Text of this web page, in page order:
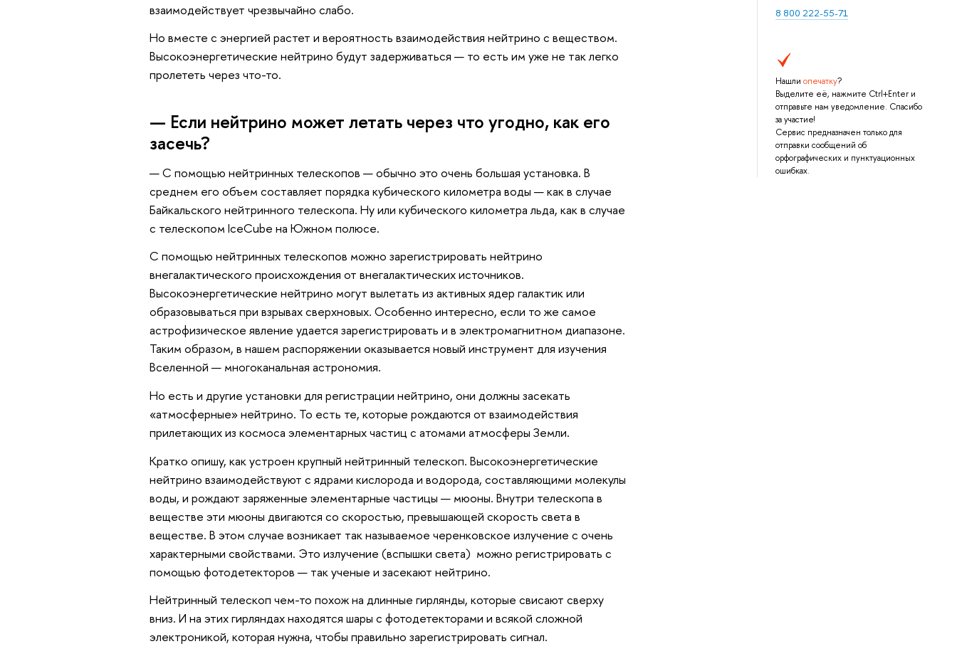
8 800 222-55-71
Нашли опечатку?
Выделите её, нажмите Ctrl+Enter и
отправьте нам уведомление. Спасибо
за участие!
Сервис предназначен только для
отправки сообщений об
орфографических и пунктуационных
ошибках.
взаимодействует чрезвычайно слабо.
Но вместе с энергией растет и вероятность взаимодействия нейтрино с веществом.
Высокоэнергетические нейтрино будут задерживаться — то есть им уже не так легко
пролететь через что-то.
— Если нейтрино может летать через что угодно, как его
засечь?
— С помощью нейтринных телескопов — обычно это очень большая установка. В
среднем его объем составляет порядка кубического километра воды — как в случае
Байкальского нейтринного телескопа. Ну или кубического километра льда, как в случае
с телескопом IceCube на Южном полюсе.
С помощью нейтринных телескопов можно зарегистрировать нейтрино
внегалактического происхождения от внегалактических источников.
Высокоэнергетические нейтрино могут вылетать из активных ядер галактик или
образовываться при взрывах сверхновых. Особенно интересно, если то же самое
астрофизическое явление удается зарегистрировать и в электромагнитном диапазоне.
Таким образом, в нашем распоряжении оказывается новый инструмент для изучения
Вселенной — многоканальная астрономия.
Но есть и другие установки для регистрации нейтрино, они должны засекать
«атмосферные» нейтрино. То есть те, которые рождаются от взаимодействия
прилетающих из космоса элементарных частиц с атомами атмосферы Земли.
Кратко опишу, как устроен крупный нейтринный телескоп. Высокоэнергетические
нейтрино взаимодействуют с ядрами кислорода и водорода, составляющими молекулы
воды, и рождают заряженные элементарные частицы — мюоны. Внутри телескопа в
веществе эти мюоны двигаются со скоростью, превышающей скорость света в
веществе. В этом случае возникает так называемое черенковское излучение с очень
характерными свойствами. Это излучение (вспышки света) можно регистрировать с
помощью фотодетекторов — так ученые и засекают нейтрино.
Нейтринный телескоп чем-то похож на длинные гирлянды, которые свисают сверху
вниз. И на этих гирляндах находятся шары с фотодетекторами и всякой сложной
электроникой, которая нужна, чтобы правильно зарегистрировать сигнал.